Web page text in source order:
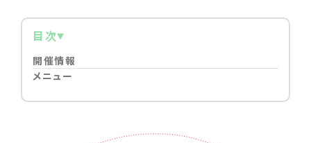
目次
開催情報
メニュー